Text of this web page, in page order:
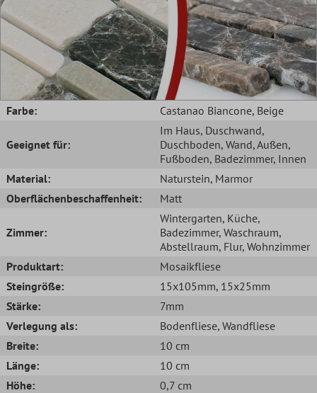
Farbe: Castanao Biancone, Beige
Geeignet für:
Im Haus, Duschwand,
Duschboden, Wand, Außen,
Fußboden, Badezimmer, Innen
Material:
Naturstein, Marmor
Oberflächenbeschaffenheit:
Matt
Zimmer:
Wintergarten, Küche,
Badezimmer, Waschraum,
Abstellraum, Flur, Wohnzimmer
Produktart:
Mosaikfliese
Steingröße:
15x105mm, 15x25mm
Stärke:
7mm
Verlegung als:
Bodenfliese, Wandfliese
Breite:
10 cm
Länge:
10 cm
Höhe:
0,7 cm